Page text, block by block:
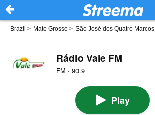
Brazil > Mato Grosso > São José dos Quatro Marcos
Rádio Vale FM
FM · 90.9
Play